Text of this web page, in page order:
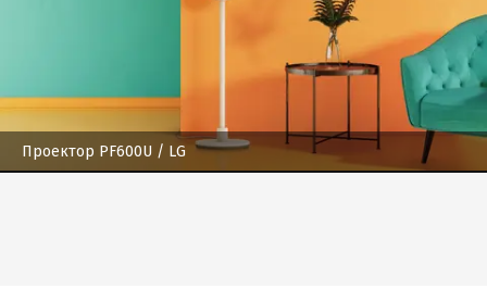
Проектор PF600U / LG